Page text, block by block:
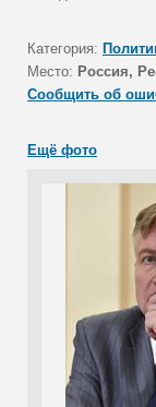
Категория:
Место: Россия,
Сообщить об
Ещё фото